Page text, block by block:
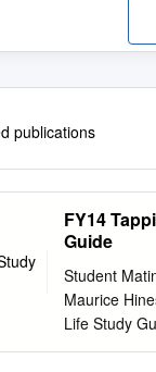
publications
FY14
Guide
Student
Maurice
Life Study
Miller Grove